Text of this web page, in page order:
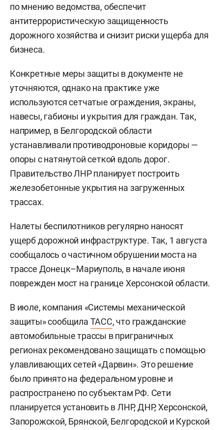
по мнению ведомства, обеспечит
антитеррористическую защищенность
дорожного хозяйства и снизит риски ущерба для
бизнеса.
Конкретные меры защиты в документе не
уточняются, однако на практике уже
используются сетчатые ограждения, экраны,
навесы, габионы и укрытия для граждан. Так,
например, в Белгородской области
устанавливали противодроновые коридоры —
опоры с натянутой сеткой вдоль дорог.
Правительство ЛНР планирует построить
железобетонные укрытия на загруженных
трассах.
Налеты беспилотников регулярно наносят
ущерб дорожной инфраструктуре. Так, 1 августа
сообщалось о частичном обрушении моста на
трассе Донецк–Мариуполь, в начале июня
поврежден мост на границе Херсонской области.
В июле, компания «Системы механической
защиты» сообщила ТАСС, что гражданские
автомобильные трассы в приграничных
регионах рекомендовано защищать с помощью
улавливающих сетей «Дарвин». Это решение
было принято на федеральном уровне и
распространено по субъектам РФ. Сети
планируется установить в ЛНР, ДНР, Херсонской,
Запорожской, Брянской, Белгородской и Курской